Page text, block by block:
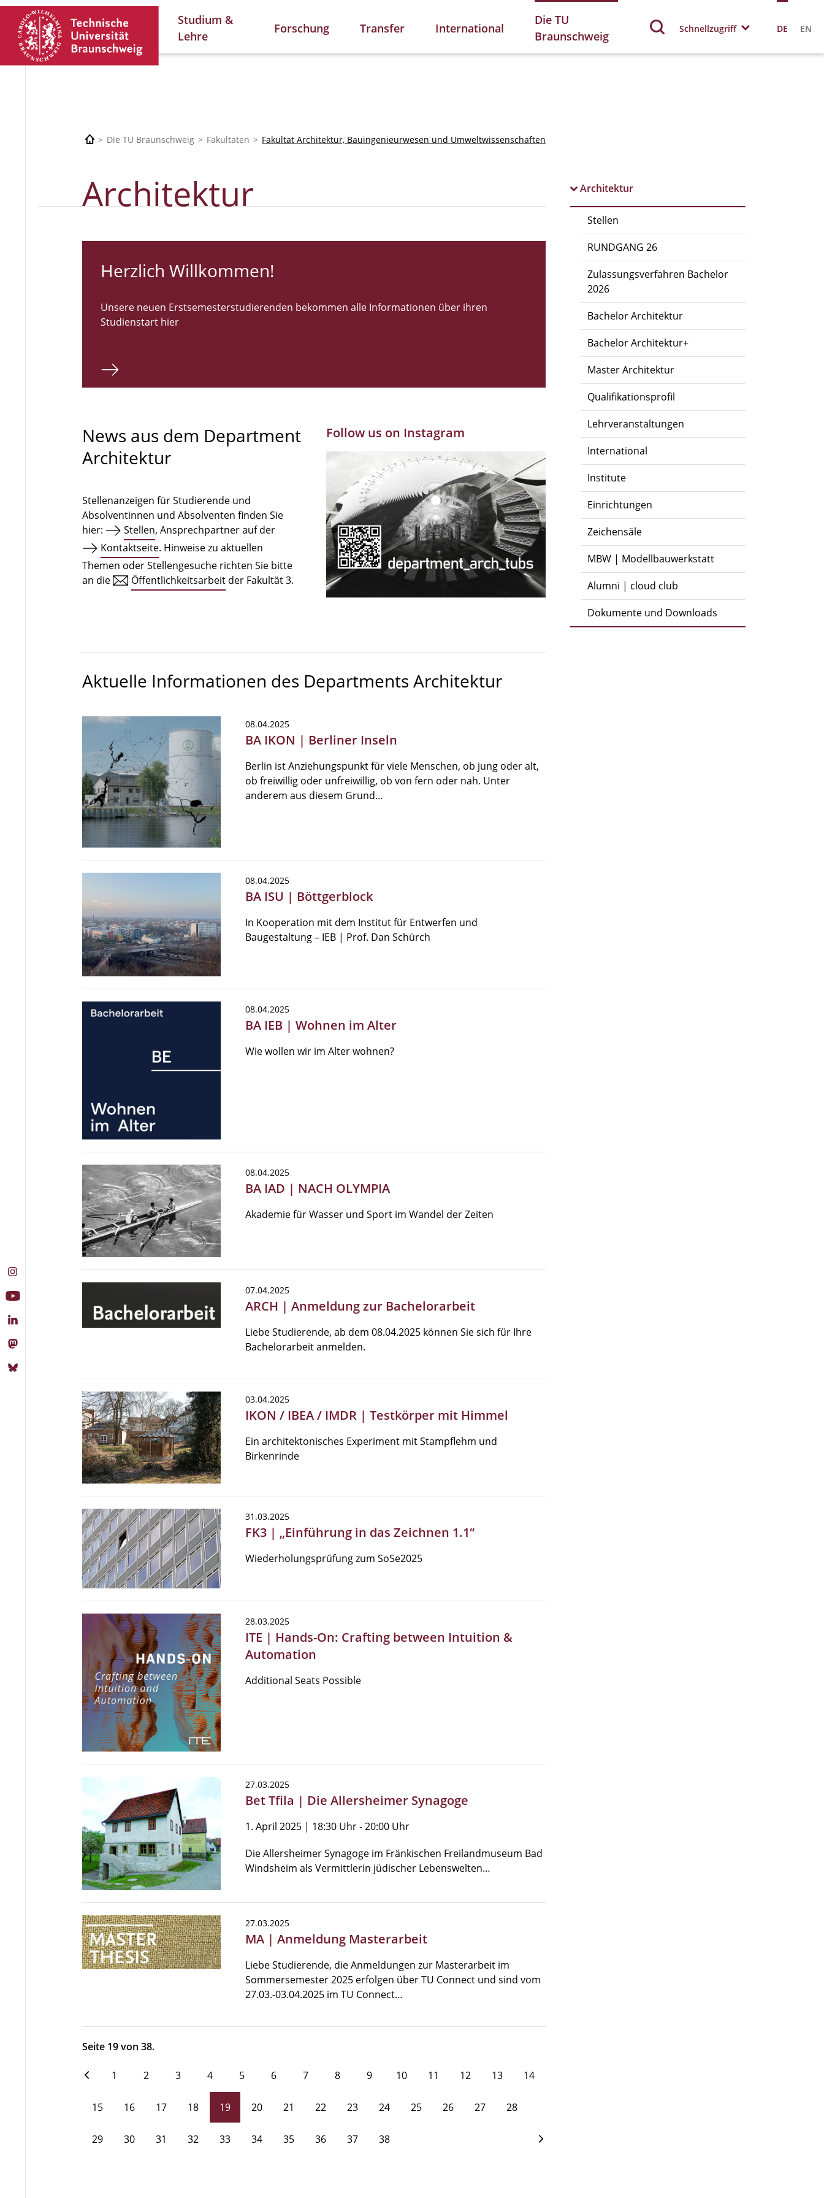
Studium &
Lehre
Forschung Transfer International
Die TU
Braunschweig
Schnellzugriff DE EN
Die TU Braunschweig Fakultäten Fakultät Architektur, Bauingenieurwesen und Umweltwissenschaften
Architektur
Stellen
RUNDGANG 26
Zulassungsverfahren Bachelor
2026
Bachelor Architektur
Bachelor Architektur+
Master Architektur
Qualifikationsprofil
Lehrveranstaltungen
International
Institute
Einrichtungen
Zeichensäle
MBW | Modellbauwerkstatt
Alumni | cloud club
Dokumente und Downloads
Architektur
Herzlich Willkommen!
Unsere neuen Erstsemesterstudierenden bekommen alle Informationen über ihren
Studienstart hier
News aus dem Department
Architektur
Stellenanzeigen für Studierende und
Absolventinnen und Absolventen finden Sie
hier:
Stellen, Ansprechpartner auf der
Kontaktseite. Hinweise zu aktuellen
Themen oder Stellengesuche richten Sie bitte
an die
Öffentlichkeitsarbeit der Fakultät 3.
Follow us on Instagram
Aktuelle Informationen des Departments Architektur
08.04.2025
BA IKON | Berliner Inseln
Berlin ist Anziehungspunkt für viele Menschen, ob jung oder alt,
ob freiwillig oder unfreiwillig, ob von fern oder nah. Unter
anderem aus diesem Grund…
08.04.2025
BA ISU | Böttgerblock
In Kooperation mit dem Institut für Entwerfen und
Baugestaltung – IEB | Prof. Dan Schürch
08.04.2025
BA IEB | Wohnen im Alter
Wie wollen wir im Alter wohnen?
08.04.2025
BA IAD | NACH OLYMPIA
Akademie für Wasser und Sport im Wandel der Zeiten
07.04.2025
ARCH | Anmeldung zur Bachelorarbeit
Liebe Studierende, ab dem 08.04.2025 können Sie sich für Ihre
Bachelorarbeit anmelden.
03.04.2025
IKON / IBEA / IMDR | Testkörper mit Himmel
Ein architektonisches Experiment mit Stampflehm und
Birkenrinde
31.03.2025
FK3 | „Einführung in das Zeichnen 1.1“
Wiederholungsprüfung zum SoSe2025
28.03.2025
ITE | Hands-On: Crafting between Intuition &
Automation
Additional Seats Possible
27.03.2025
Bet Tfila | Die Allersheimer Synagoge
1. April 2025 | 18:30 Uhr - 20:00 Uhr
Die Allersheimer Synagoge im Fränkischen Freilandmuseum Bad
Windsheim als Vermittlerin jüdischer Lebenswelten…
27.03.2025
MA | Anmeldung Masterarbeit
Liebe Studierende, die Anmeldungen zur Masterarbeit im
Sommersemester 2025 erfolgen über TU Connect und sind vom
27.03.-03.04.2025 im TU Connect…
Seite 19 von 38.
1 2 3 4 5 6 7 8 9 10 11 12 13 14
15 16 17 18 19 20 21 22 23 24 25 26 27 28
29 30 31 32 33 34 35 36 37 38